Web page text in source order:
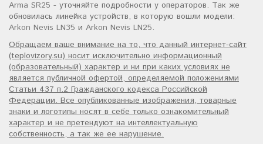
Arma SR25 - уточняйте подробности у операторов. Так же
обновилась линейка устройств, в которую вошли модели:
Arkon Nevis LN35 и Arkon Nevis LN25.
Обращаем ваше внимание на то, что данный интернет-сайт
(teplovizory.su) носит исключительно информационный
(образовательный) характер и ни при каких условиях не
является публичной офертой, определяемой положениями
Статьи 437 п.2 Гражданского кодекса Российской
Федерации. Все опубликованные изображения, товарные
знаки и логотипы носят в себе только ознакомительный
характер и не претендуют на интеллектуальную
собственность, а так же ее нарушение.